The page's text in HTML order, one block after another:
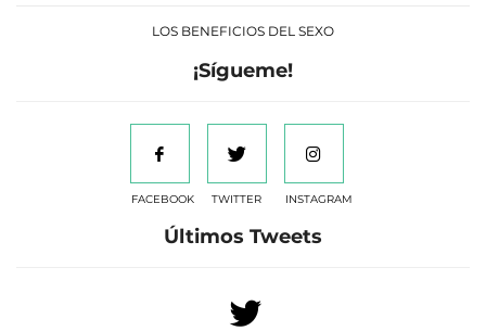
LOS BENEFICIOS DEL SEXO
¡Sígueme!
FACEBOOK TWITTER INSTAGRAM
Últimos Tweets